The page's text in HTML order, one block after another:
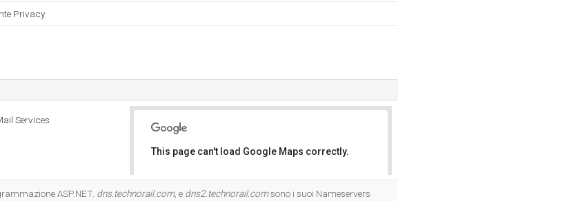
Privacy
Services
This page can't load Google Maps correctly.
ASP.NET. dns.technorail.com, e dns2.technorail.comsono i suoi Nameservers